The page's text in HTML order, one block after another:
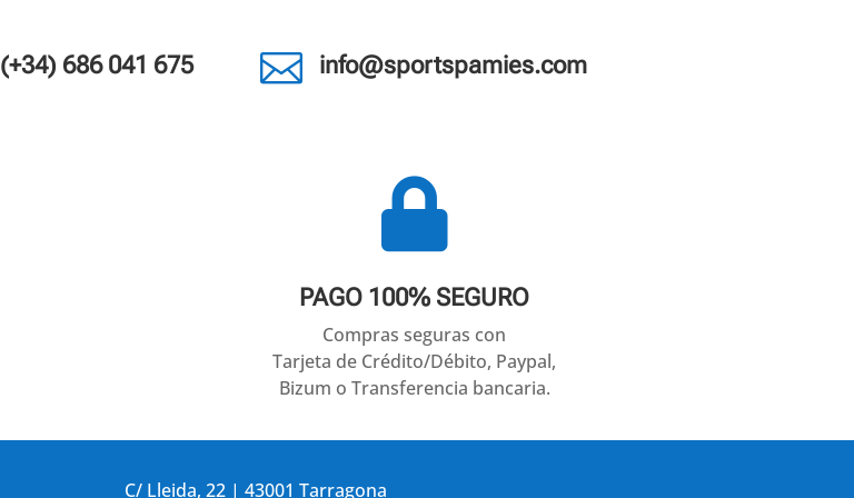
(+34) 686 041 675  info@sportspamies.com

PAGO 100% SEGURO
Compras seguras con
Tarjeta de Crédito/Débito, Paypal,
Bizum o Transferencia bancaria.
C/ Lleida, 22 | 43001 Tarragona